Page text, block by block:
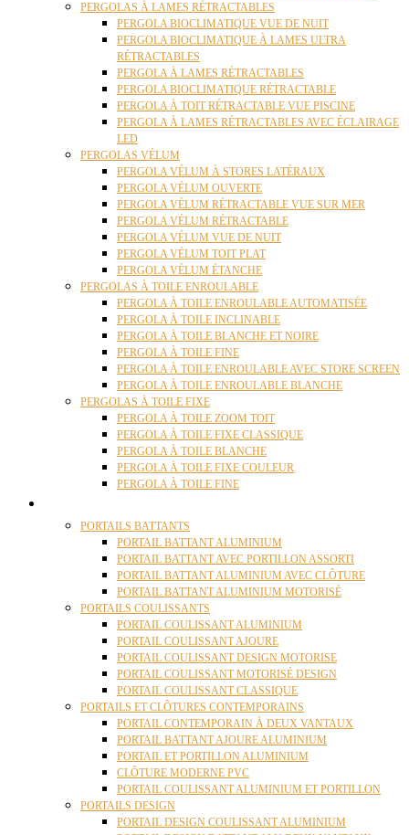
PERGOLAS À LAMES RÉTRACTABLES
PERGOLA BIOCLIMATIQUE VUE DE NUIT
PERGOLA BIOCLIMATIQUE À LAMES ULTRA
RÉTRACTABLES
PERGOLA À LAMES RÉTRACTABLES
PERGOLA BIOCLIMATIQUE RÉTRACTABLE
PERGOLA À TOIT RÉTRACTABLE VUE PISCINE
PERGOLA À LAMES RÉTRACTABLES AVEC ÉCLAIRAGE
LED
PERGOLAS VÉLUM
PERGOLA VÉLUM À STORES LATÉRAUX
PERGOLA VÉLUM OUVERTE
PERGOLA VÉLUM RÉTRACTABLE VUE SUR MER
PERGOLA VÉLUM RÉTRACTABLE
PERGOLA VÉLUM VUE DE NUIT
PERGOLA VÉLUM TOIT PLAT
PERGOLA VÉLUM ÉTANCHE
PERGOLAS À TOILE ENROULABLE
PERGOLA À TOILE ENROULABLE AUTOMATISÉE
PERGOLA À TOILE INCLINABLE
PERGOLA À TOILE BLANCHE ET NOIRE
PERGOLA À TOILE FINE
PERGOLA À TOILE ENROULABLE AVEC STORE SCREEN
PERGOLA À TOILE ENROULABLE BLANCHE
PERGOLAS À TOILE FIXE
PERGOLA À TOILE ZOOM TOIT
PERGOLA À TOILE FIXE CLASSIQUE
PERGOLA À TOILE BLANCHE
PERGOLA À TOILE FIXE COULEUR
PERGOLA À TOILE FINE
PORTAILS BATTANTS
PORTAIL BATTANT ALUMINIUM
PORTAIL BATTANT AVEC PORTILLON ASSORTI
PORTAIL BATTANT ALUMINIUM AVEC CLÔTURE
PORTAIL BATTANT ALUMINIUM MOTORISÉ
PORTAILS COULISSANTS
PORTAIL COULISSANT ALUMINIUM
PORTAIL COULISSANT AJOURE
PORTAIL COULISSANT DESIGN MOTORISE
PORTAIL COULISSANT MOTORISÉ DESIGN
PORTAIL COULISSANT CLASSIQUE
PORTAILS ET CLÔTURES CONTEMPORAINS
PORTAIL CONTEMPORAIN À DEUX VANTAUX
PORTAIL BATTANT AJOURE ALUMINIUM
PORTAIL ET PORTILLON ALUMINIUM
CLÔTURE MODERNE PVC
PORTAIL COULISSANT ALUMINIUM ET PORTILLON
PORTAILS DESIGN
PORTAIL DESIGN COULISSANT ALUMINIUM